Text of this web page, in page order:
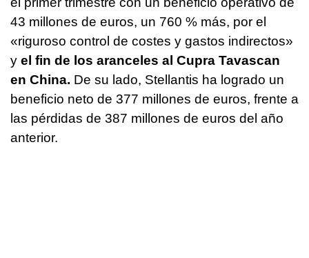
43 millones de euros, un 760 % más, por el
«riguroso control de costes y gastos indirectos»
y el fin de los aranceles al Cupra Tavascan
en China. De su lado, Stellantis ha logrado un
beneficio neto de 377 millones de euros, frente a
las pérdidas de 387 millones de euros del año
anterior.